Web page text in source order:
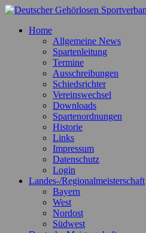
Zum
springen
Deutscher Gehörlosen Sportverband
Offizielle Webseite der Sparte Fußball
Home
Allgemeine News
Spartenleitung
Termine
Ausschreibungen
Schiedsrichter
Vereinswechsel
Downloads
Spartenordnungen
Historie
Links
Impressum
Datenschutz
Login
Landes-/Regionalmeisterschaft
Bayern
West
Nordost
Südwest